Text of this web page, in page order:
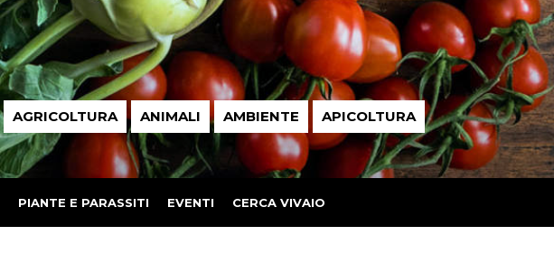
AGRICOLTURA ANIMALI AMBIENTE APICOLTURA
PIANTE E PARASSITI EVENTI CERCA VIVAIO